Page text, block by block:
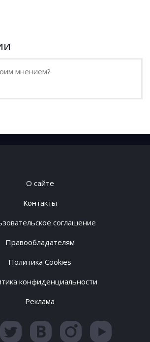
О сайте
Контакты
соглашение
Правообладателям
Политика Cookies
конфиденциальности
Реклама